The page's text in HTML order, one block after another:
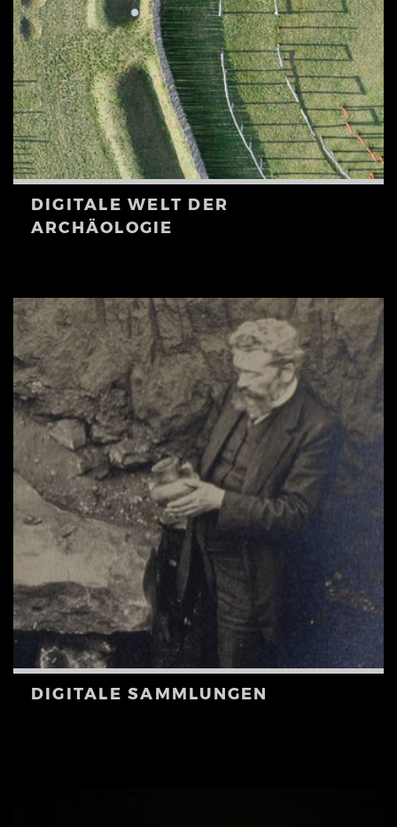
DIGITALE WELT DER
ARCHÄOLOGIE
DIGITALE SAMMLUNGEN